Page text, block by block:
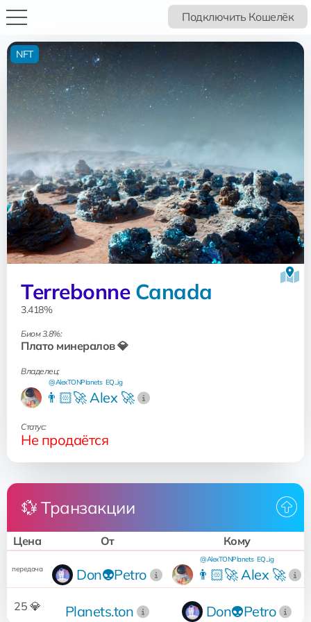
Подключить Кошелёк
Terrebonne Canada
3.418%
Биом 3.8%:
Плато минералов 💎
Владелец:
👨🏻‍🚀 Alex 🚀
@AlexTONPlanets EQ...ig
Статус:
Не продаётся
NFT
💱 Транзакции
Цена От Кому
передача Don👽Petro 👨🏻‍🚀 Alex 🚀
@AlexTONPlanets EQ...ig
25 💎 Planets.ton Don👽Petro